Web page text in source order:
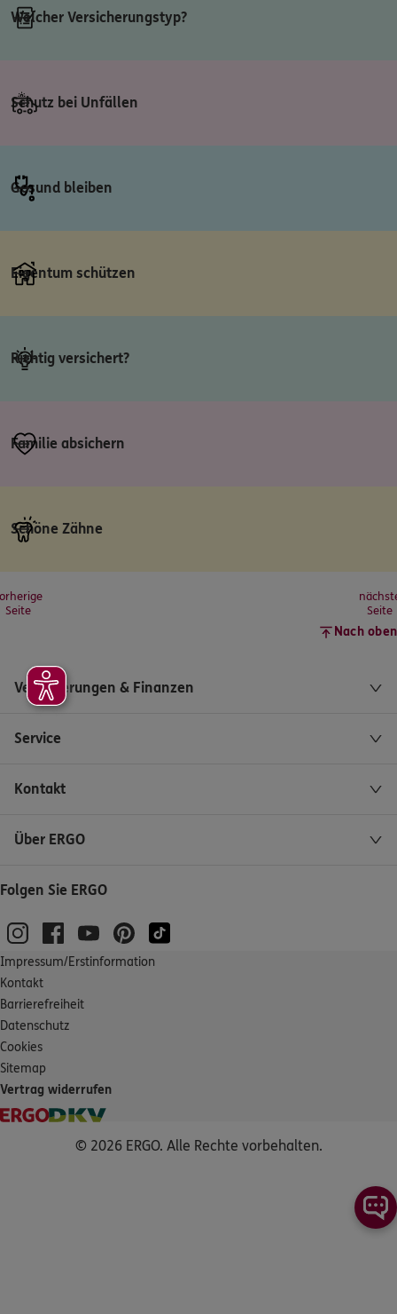
Welcher Versicherungstyp?
Schutz bei Unfällen
Gesund bleiben
Eigentum schützen
Richtig versichert?
Familie absichern
Schöne Zähne
Seite
Seite
Nach oben
Versicherungen & Finanzen
Service
Kontakt
Über ERGO
Folgen Sie ERGO
Impressum/Erstinformation
Kontakt
Barrierefreiheit
Datenschutz
Cookies
Sitemap
Vertrag widerrufen
© 2026 ERGO. Alle Rechte vorbehalten.